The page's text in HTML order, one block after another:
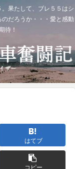
果たして、ブレ５５はシ
だろうか・・・愛と感動
待！
はてブ
コピー